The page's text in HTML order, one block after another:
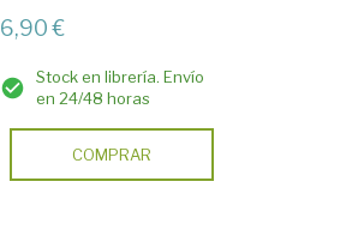
6,90 €
Stock en librería. Envío
en 24/48 horas
COMPRAR